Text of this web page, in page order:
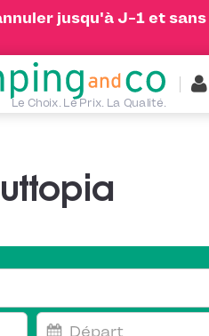
jusqu'à J-1 et sans
Le Choix. Le Prix. La Qualité.